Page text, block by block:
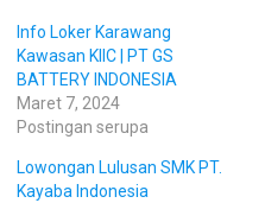
Info Loker Karawang
Kawasan KIIC | PT GS
BATTERY INDONESIA
Maret 7, 2024
Postingan serupa
Lowongan Lulusan SMK PT.
Kayaba Indonesia